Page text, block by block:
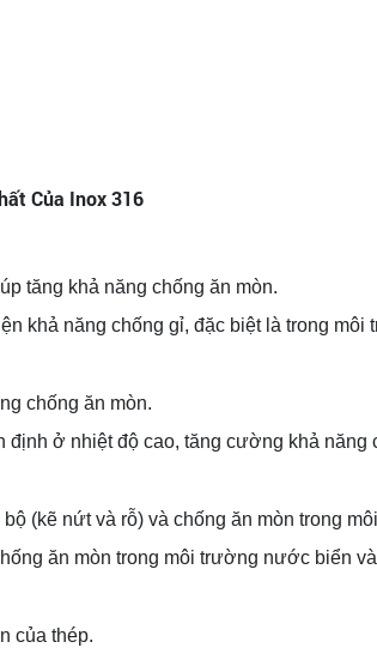
Của Inox 316
tăng khả năng chống ăn mòn.
khả năng chống gỉ, đặc biệt là trong môi
chống ăn mòn.
ở nhiệt độ cao, tăng cường khả năng
(kẽ nứt và rỗ) và chống ăn mòn trong
ăn mòn trong môi trường nước biển
của thép.